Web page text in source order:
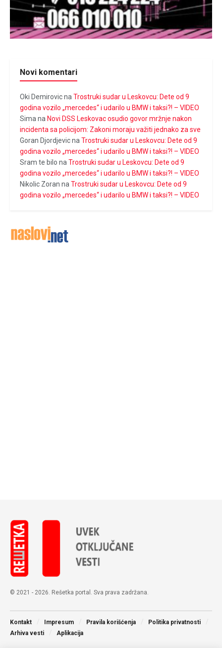
Novi komentari
Oki Demirovicna Trostruki sudar u Leskovcu: Dete od 9
godina vozilo „mercedes“ i udarilo u BMW i taksi?! – VIDEO
Sima na Novi DSS Leskovac osudio govor mržnje nakon
incidenta sa policijom: Zakoni moraju važiti jednako za sve
Goran Djordjevicna Trostruki sudar u Leskovcu: Dete od 9
godina vozilo „mercedes“ i udarilo u BMW i taksi?! – VIDEO
Sram te bilo na Trostruki sudar u Leskovcu: Dete od 9
godina vozilo „mercedes“ i udarilo u BMW i taksi?! – VIDEO
Nikolic Zoran na Trostruki sudar u Leskovcu: Dete od 9
godina vozilo „mercedes“ i udarilo u BMW i taksi?! – VIDEO
© 2021 - 2026. Rešetka portal. Sva prava zadržana.
Kontakt Impresum Pravila korišćenja
Politika privatnosti
Arhiva vesti
Aplikacija